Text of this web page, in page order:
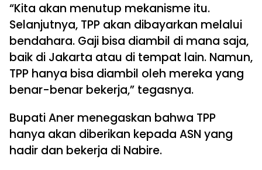
“Kita akan menutup mekanisme itu.
Selanjutnya, TPP akan dibayarkan melalui
bendahara. Gaji bisa diambil di mana saja,
baik di Jakarta atau di tempat lain. Namun,
TPP hanya bisa diambil oleh mereka yang
benar-benar bekerja,” tegasnya.
Bupati Aner menegaskan bahwa TPP
hanya akan diberikan kepada ASN yang
hadir dan bekerja di Nabire.